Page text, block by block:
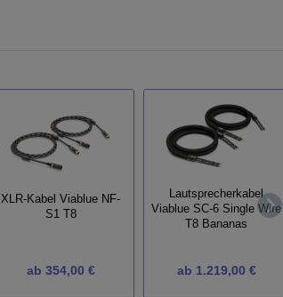
XLR-Kabel Viablue NF-
S1 T8
ab 354,00 €
Lautsprecherkabel
Viablue SC-6 Single Wire
T8 Bananas
ab 1.219,00 €